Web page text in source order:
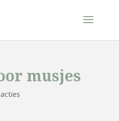
musjes